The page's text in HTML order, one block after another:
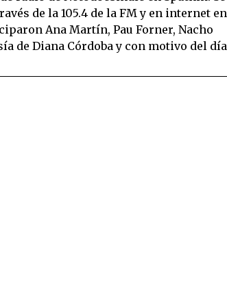
de la 105.4 de la FM y en internet en
Ana Martín, Pau Forner, Nacho
de Diana Córdoba y con motivo del día